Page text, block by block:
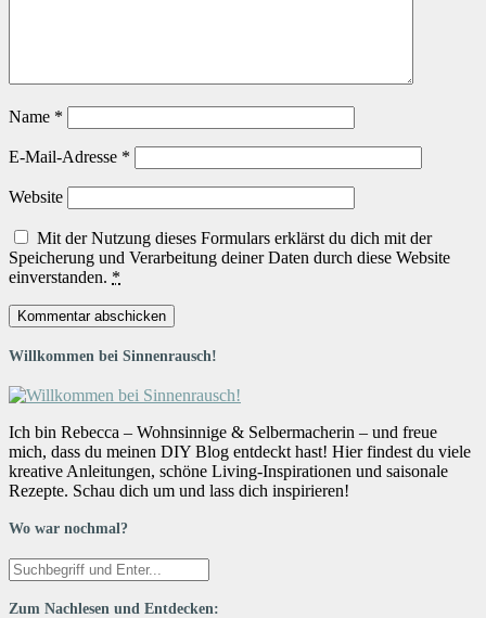
Name *
E-Mail-Adresse *
Website
Mit der Nutzung dieses Formulars erklärst du dich mit der
Speicherung und Verarbeitung deiner Daten durch diese Website
einverstanden. *
Willkommen bei Sinnenrausch!
Ich bin Rebecca – Wohnsinnige & Selbermacherin – und freue
mich, dass du meinen DIY Blog entdeckt hast! Hier findest du viele
kreative Anleitungen, schöne Living-Inspirationen und saisonale
Rezepte. Schau dich um und lass dich inspirieren!
Wo war nochmal?
Zum Nachlesen und Entdecken: